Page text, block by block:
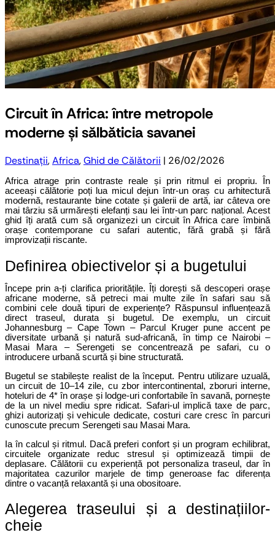
Circuit în Africa: între metropole
moderne și sălbăticia savanei
Destinații,Africa,Ghid de Călătorii | 26/02/2026
Africa atrage prin contraste reale și prin ritmul ei propriu. În
aceeași călătorie poți lua micul dejun într-un oraș cu arhitectură
modernă, restaurante bine cotate și galerii de artă, iar câteva ore
mai târziu să urmărești elefanți sau lei într-un parc național. Acest
ghid îți arată cum să organizezi un circuit în Africa care îmbină
orașe contemporane cu safari autentic, fără grabă și fără
improvizații riscante.
Definirea obiectivelor și a bugetului
Începe prin a-ți clarifica prioritățile. Îți dorești să descoperi orașe
africane moderne, să petreci mai multe zile în safari sau să
combini cele două tipuri de experiențe? Răspunsul influențează
direct traseul, durata și bugetul. De exemplu, un circuit
Johannesburg – Cape Town – Parcul Kruger pune accent pe
diversitate urbană și natură sud-africană, în timp ce Nairobi –
Masai Mara – Serengeti se concentrează pe safari, cu o
introducere urbană scurtă și bine structurată.
Bugetul se stabilește realist de la început. Pentru utilizare uzuală,
un circuit de 10–14 zile, cu zbor intercontinental, zboruri interne,
hoteluri de 4* în orașe și lodge-uri confortabile în savană, pornește
de la un nivel mediu spre ridicat. Safari-ul implică taxe de parc,
ghizi autorizați și vehicule dedicate, costuri care cresc în parcuri
cunoscute precum Serengeti sau Masai Mara.
Ia în calcul și ritmul. Dacă preferi confort și un program echilibrat,
circuitele organizate reduc stresul și optimizează timpii de
deplasare. Călătorii cu experiență pot personaliza traseul, dar în
majoritatea cazurilor marjele de timp generoase fac diferența
dintre o vacanță relaxantă și una obositoare.
Alegerea traseului și a destinațiilor-
cheie